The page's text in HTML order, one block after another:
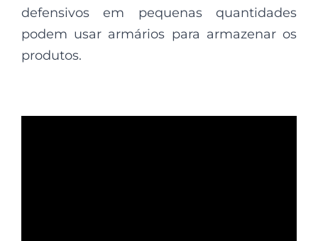
defensivos em pequenas quantidades
podem usar armários para armazenar os
produtos.